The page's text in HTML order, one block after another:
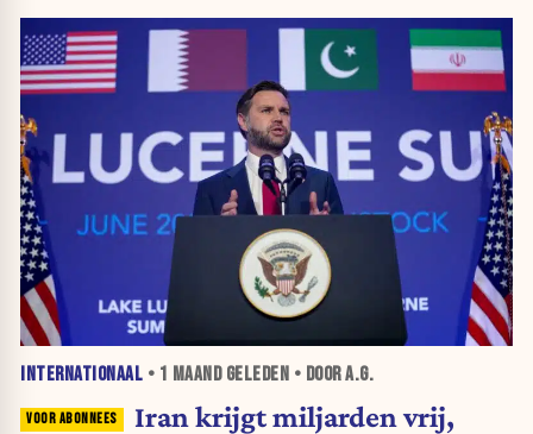
INTERNATIONAAL • 1 MAANDGELEDEN • DOOR A.G.
Iran krijgt miljarden vrij,